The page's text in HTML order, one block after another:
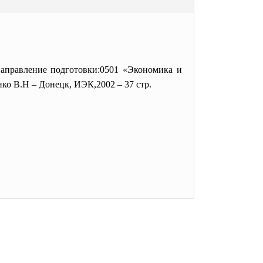
подготовки:0501 «Экономика и
В.Н – Донецк, ИЭК,2002 – 37 стр.